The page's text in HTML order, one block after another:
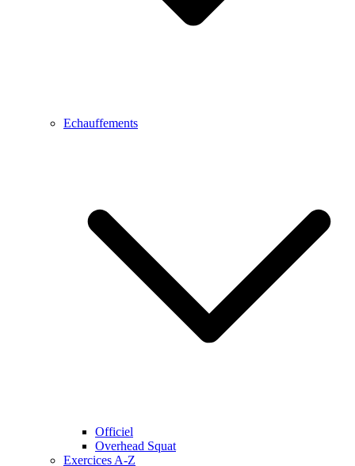
Echauffements
Officiel
Overhead Squat
Exercices A-Z